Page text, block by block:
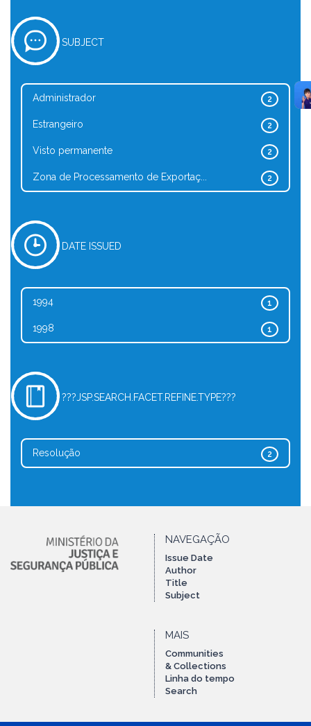
SUBJECT
2
Administrador
2
Estrangeiro
2
Visto permanente
2
Zona de Processamento de Exportaç...
DATE ISSUED
1
1994
1
1998
???JSP.SEARCH.FACET.REFINE.TYPE???
2
Resolução
NAVEGAÇÃO
Issue Date
Author
Title
Subject
MAIS
Communities
& Collections
Linha do tempo
Search